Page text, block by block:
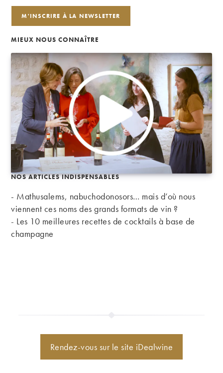
MIEUX NOUS CONNAÎTRE
NOS ARTICLES INDISPENSABLES
- Mathusalems, nabuchodonosors… mais d’où nous
viennent ces noms des grands formats de vin ?
- Les 10 meilleures recettes de cocktails à base de
champagne
Rendez-vous sur le site iDealwine